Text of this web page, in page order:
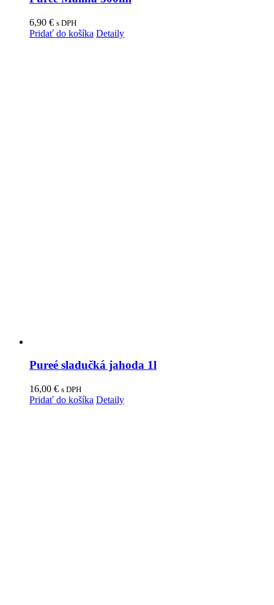
6,90 € s DPH
Pridať do košíka Detaily
Pureé sladučká jahoda 1l
16,00 € s DPH
Pridať do košíka Detaily